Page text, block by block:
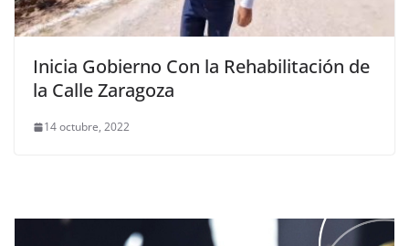
Inicia Gobierno Con la Rehabilitación de
la Calle Zaragoza
14 octubre, 2022